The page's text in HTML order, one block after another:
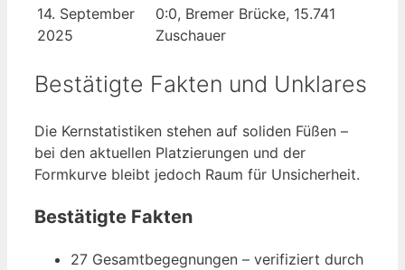
14. September
2025
0:0, Bremer Brücke, 15.741
Zuschauer
Bestätigte Fakten und Unklares
Die Kernstatistiken stehen auf soliden Füßen –
bei den aktuellen Platzierungen und der
Formkurve bleibt jedoch Raum für Unsicherheit.
Bestätigte Fakten
27 Gesamtbegegnungen – verifiziert durch